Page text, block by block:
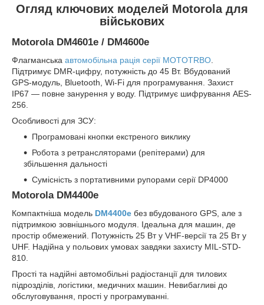
Огляд ключових моделей Motorola для
військових
Motorola DM4601e / DM4600e
Флагманська автомобільна рація серії MOTOTRBO
Підтримує DMR-цифру, потужність до 45 Вт. Вбудований
GPS-модуль, Bluetooth, Wi-Fi для програмування. Захист
IP67 — повне занурення у воду. Підтримує шифрування AES-
256.
Особливості для ЗСУ:
Програмовані кнопки екстреного виклику
Робота з ретрансляторами (репітерами) для
збільшення дальності
Сумісність з портативними рупорами серії DP4000
Motorola DM4400e
Компактніша модель DM4400e без вбудованого GPS, але з
підтримкою зовнішнього модуля. Ідеальна для машин, де
простір обмежений. Потужність 25 Вт у VHF-версії та 25 Вт у
UHF. Надійна у польових умовах завдяки захисту MIL-STD-
810.
Прості та надійні автомобільні радіостанції для тилових
підрозділів, логістики, медичних машин. Невибагливі до
обслуговування, прості у програмуванні.